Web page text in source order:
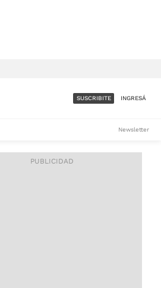
ACCESO FULL - $1.800/MES
SUSCRIBITE INGRESÁ
Newsletter